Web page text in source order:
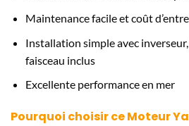
Maintenance facile et coût
Installation simple avec
faisceau inclus
Excellente performance en mer
Pourquoi choisir ce Moteur